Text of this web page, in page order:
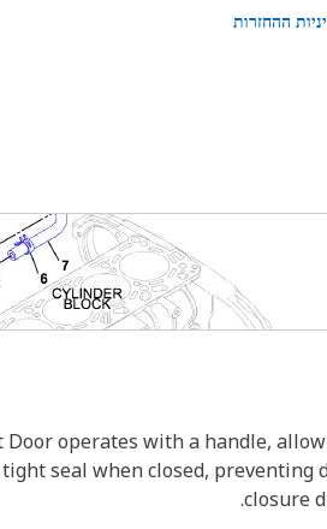
ההחזרות
Door operates with a handle,
seal when closed,
closure